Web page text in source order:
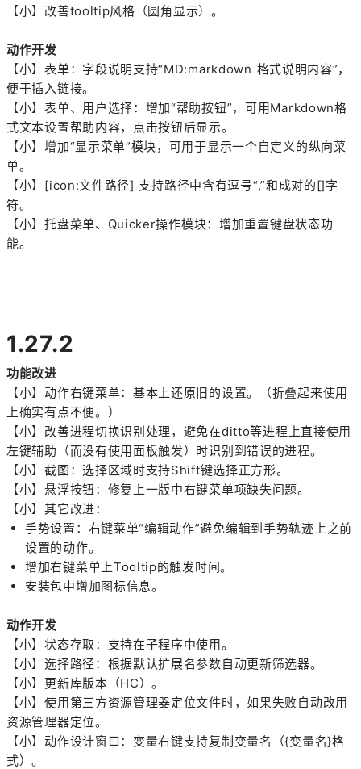
【小】改善tooltip风格（圆角显示）。
动作开发
【小】表单：字段说明支持“MD:markdown 格式说明内容”，
便于插入链接。
【小】表单、用户选择：增加“帮助按钮”，可用Markdown格
式文本设置帮助内容，点击按钮后显示。
【小】增加“显示菜单”模块，可用于显示一个自定义的纵向菜
单。
【小】[icon:文件路径] 支持路径中含有逗号“,”和成对的[]字
符。
【小】托盘菜单、Quicker操作模块：增加重置键盘状态功
能。
1.27.2
功能改进
【小】动作右键菜单：基本上还原旧的设置。（折叠起来使用
上确实有点不便。）
【小】改善进程切换识别处理，避免在ditto等进程上直接使用
左键辅助（而没有使用面板触发）时识别到错误的进程。
【小】截图：选择区域时支持Shift键选择正方形。
【小】悬浮按钮：修复上一版中右键菜单项缺失问题。
【小】其它改进：
手势设置：右键菜单“编辑动作”避免编辑到手势轨迹上之前
设置的动作。
增加右键菜单上Tooltip的触发时间。
安装包中增加图标信息。
动作开发
【小】状态存取：支持在子程序中使用。
【小】选择路径：根据默认扩展名参数自动更新筛选器。
【小】更新库版本（HC）。
【小】使用第三方资源管理器定位文件时，如果失败自动改用
资源管理器定位。
【小】动作设计窗口：变量右键支持复制变量名（{变量名}格
式）。